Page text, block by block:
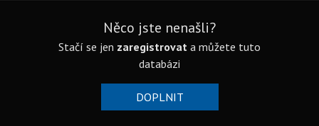
Něco jste nenašli?
Stačí se jen zaregistrovat a můžete tuto
databázi
DOPLNIT